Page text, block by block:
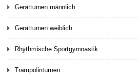
Gerätturnen männlich
Gerätturnen weiblich
Rhythmische Sportgymnastik
Trampolinturnen